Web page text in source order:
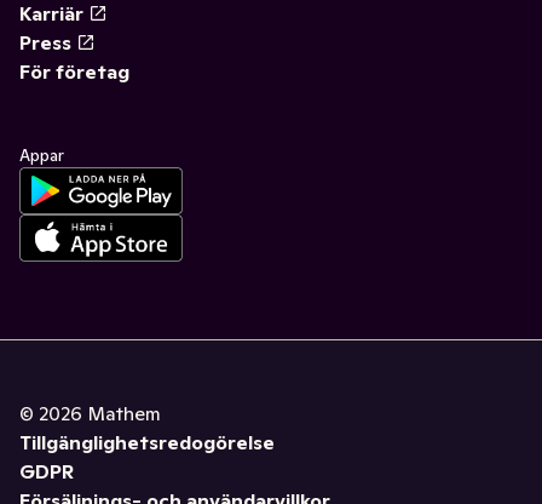
Karriär
Press
För företag
Appar
© 2026 Mathem
Tillgänglighetsredogörelse
GDPR